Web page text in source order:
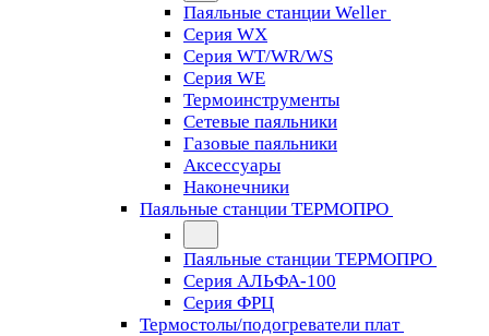
Паяльные станции Weller
Серия WX
Серия WT/WR/WS
Серия WE
Термоинструменты
Сетевые паяльники
Газовые паяльники
Аксессуары
Наконечники
Паяльные станции ТЕРМОПРО
Паяльные станции ТЕРМОПРО
Серия АЛЬФА-100
Серия ФРЦ
Термостолы/подогреватели плат